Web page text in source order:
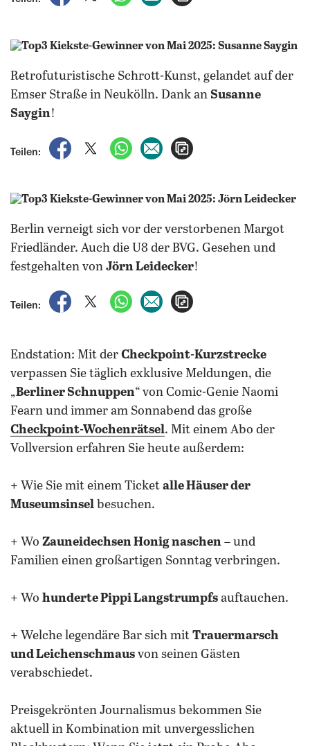
Retrofuturistische Schrott-Kunst, gelandet auf der
Emser Straße in Neukölln. Dank an Susanne
Saygin!
Teilen:
auf Facebook teilen
auf X teilenper WhatsApp teilen
per E-Mail teilen
Berlin verneigt sich vor der verstorbenen Margot
Friedländer. Auch die U8 der BVG. Gesehen und
festgehalten von Jörn Leidecker!
Teilen:
auf Facebook teilen
auf X teilenper WhatsApp teilen
per E-Mail teilen
Endstation: Mit der Checkpoint-Kurzstrecke
verpassen Sie täglich exklusive Meldungen, die
„Berliner Schnuppen“ von Comic-Genie Naomi
Fearn und immer am Sonnabend das große
Checkpoint-Wochenrätsel. Mit einem Abo der
Vollversion erfahren Sie heute außerdem:
+ Wie Sie mit einem Ticket alle Häuser der
Museumsinsel besuchen.
+ Wo Zauneidechsen Honig naschen – und
Familien einen großartigen Sonntag verbringen.
+ Wo hunderte Pippi Langstrumpfs auftauchen.
+ Welche legendäre Bar sich mit Trauermarsch
und Leichenschmaus von seinen Gästen
verabschiedet.
Preisgekrönten Journalismus bekommen Sie
aktuell in Kombination mit unvergesslichen